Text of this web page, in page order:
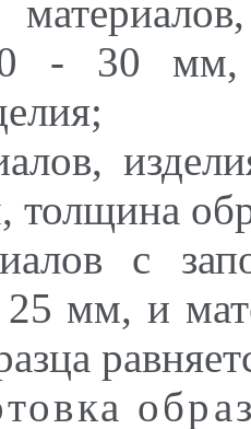
- 30 мм,
толщина
с
мм, и